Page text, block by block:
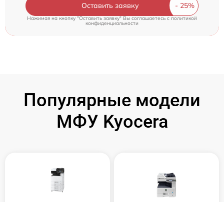
Оставить заявку
Нажимая на кнопку "Оставить заявку" Вы соглашаетесь cполитикой
конфиденциальности
Популярные модели
МФУ Kyocera